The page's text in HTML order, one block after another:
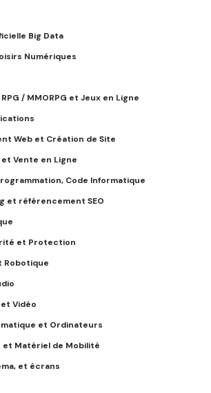
Big Data
Numériques
/ MMORPG et Jeux en Ligne
Web et Création de Site
Vente en Ligne
Code Informatique
et référencement SEO
et Protection
Robotique
Vidéo
et Ordinateurs
et Matériel de Mobilité
et écrans